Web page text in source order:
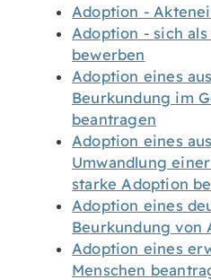
Adoption -
Adoption - sich
bewerben
Adoption eines
Beurkundung im
beantragen
Adoption eines
Umwandlung
starke Adoption
Adoption eines
Beurkundung von
Adoption eines
Menschen